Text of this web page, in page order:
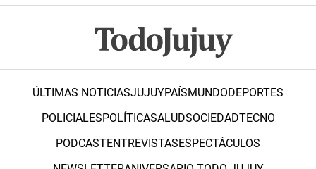
ÚLTIMAS NOTICIASJUJUYPAÍSMUNDODEPORTES
POLICIALESPOLÍTICASALUDSOCIEDADTECNO
PODCASTENTREVISTASESPECTÁCULOS